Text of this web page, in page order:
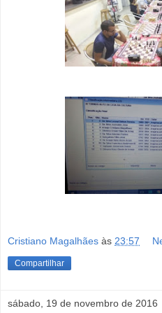
Cristiano Magalhães às 23:57
Compartilhar
sábado, 19 de novembro de 2016